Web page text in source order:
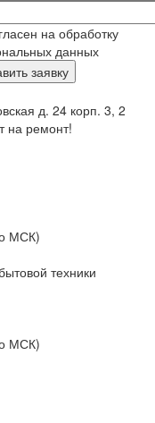
на обработку
данных
д. 24 корп. 3, 2
на ремонт!
МСК)
техники
МСК)